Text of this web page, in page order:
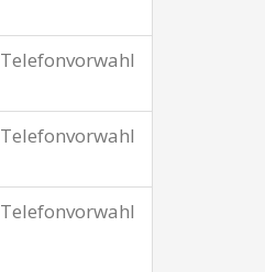
Telefonvorwahl
Telefonvorwahl
Telefonvorwahl